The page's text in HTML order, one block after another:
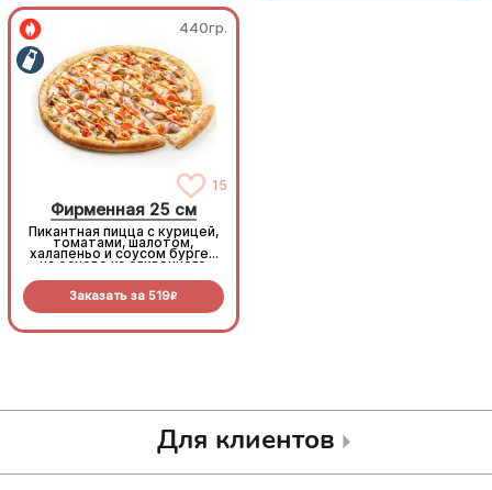
440гр.
15
Фирменная 25 см
Пикантная пицца с курицей,
томатами, шалотом,
халапеньо и соусом бургер
на основе из сливочного
Заказать за 519R
Для клиентов